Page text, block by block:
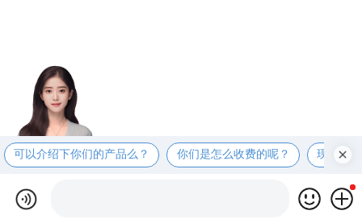
可以介绍下你们的产品么？ 你们是怎么收费的呢？ 现在有